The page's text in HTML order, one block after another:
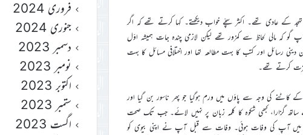
کے عادی تھے۔ اکثر سچّے خواب دیکھتے۔ کہا کرتے تھے کہ اگر
کہ مالی لحاظ سے کمزور تھے لیکن لازمی چندہ جات ہمیشہ اوّل
رسائل اور کتب کا بہت مطالعہ تھا اور اختلافی مسائل کا بہت
عزت کرتے تھے۔
کی وجہ سے پاؤں میں ورم ہوگیا جو پھر ناسور بن گیا اور
گزارا، کبھی شکوہ کا کلمہ زبان پر نہیں لائے۔ جب تک صحت
27؍مارچ 2012ء کو قریباً اسّی سال کی عمر میں آپ کی وفات ہوئی۔ وفات سے قبل آپ نے اپنی بیوی کو
فروری 2024
جنوری 2024
دسمبر 2023
نومبر 2023
اکتوبر 2023
ستمبر 2023
اگست 2023